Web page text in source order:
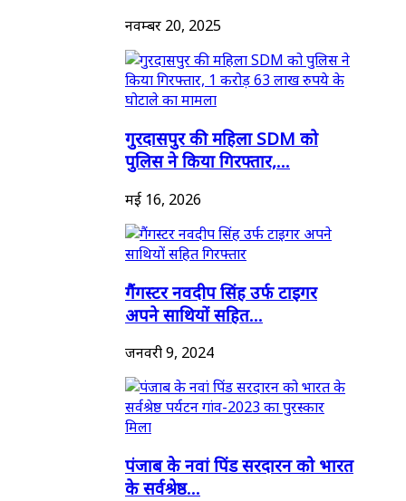
नवम्बर 20, 2025
गुरदासपुर की महिला SDM को
पुलिस ने किया गिरफ्तार,...
मई 16, 2026
गैंगस्टर नवदीप सिंह उर्फ टाइगर
अपने साथियों सहित...
जनवरी 9, 2024
पंजाब के नवां पिंड सरदारन को भारत
के सर्वश्रेष्ठ...